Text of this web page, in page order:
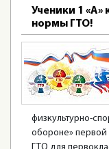
Ученики 1 «А»
нормы ГТО!
физкультурно-
обороне» первой